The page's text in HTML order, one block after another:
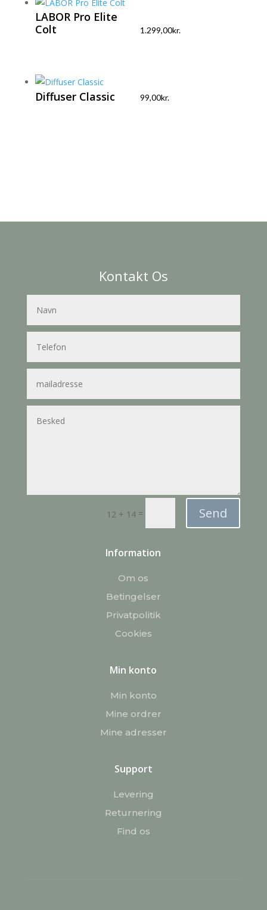
LABOR Pro Elite
Colt
1.299,00kr.
Diffuser Classic 99,00kr.
Kontakt Os
12 + 14 = Send
Information
Om os
Betingelser
Privatpolitik
Cookies
Min konto
Min konto
Mine ordrer
Mine adresser
Support
Levering
Returnering
Find os